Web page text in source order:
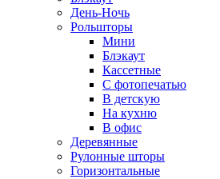
День-Ночь
Рольшторы
Мини
Блэкаут
Кассетные
С фотопечатью
В детскую
На кухню
В офис
Деревянные
Рулонные шторы
Горизонтальные